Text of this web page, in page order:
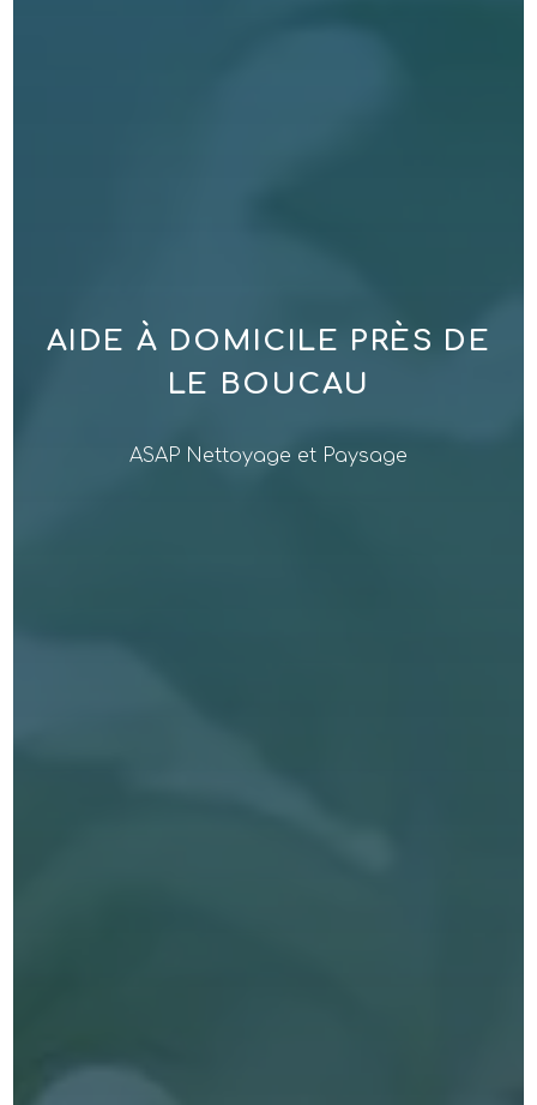
AIDE À DOMICILE PRÈS DE
LE BOUCAU
ASAP Nettoyage et Paysage